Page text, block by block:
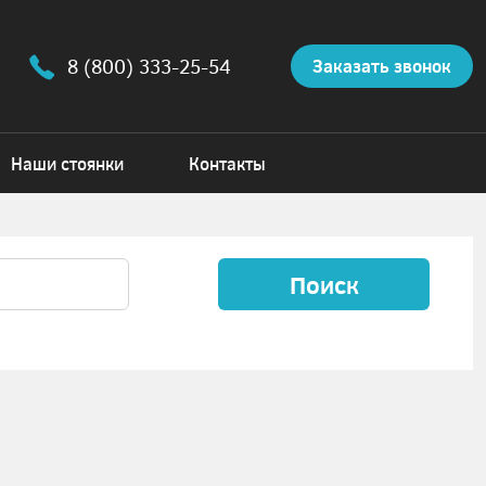
8 (800) 333-25-54 Заказать звонок
Наши стоянки Контакты
Поиск